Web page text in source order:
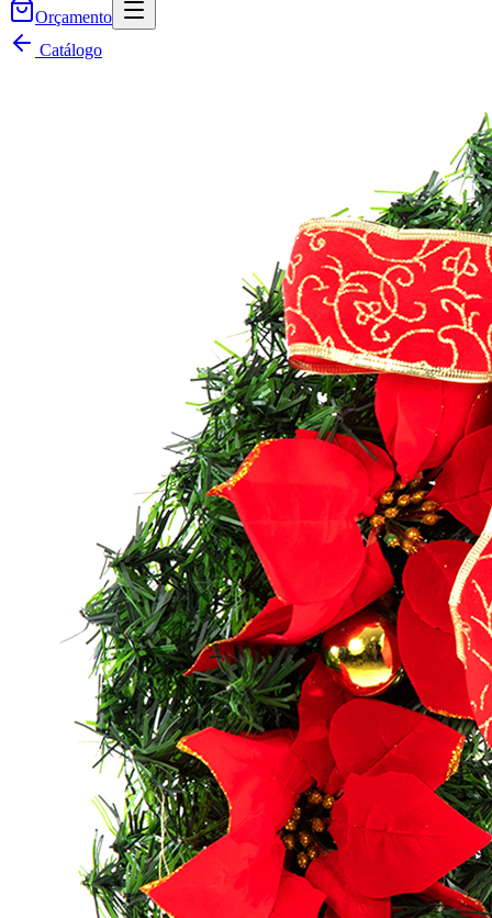
Orçamento
Catálogo